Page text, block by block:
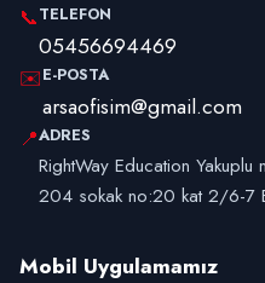
📞TELEFON
05456694469
✉️E-POSTA
arsaofisim@gmail.com
📍ADRES
RightWay Education Yakuplu
204 sokak no:20 kat 2/6-7
Mobil Uygulamamız